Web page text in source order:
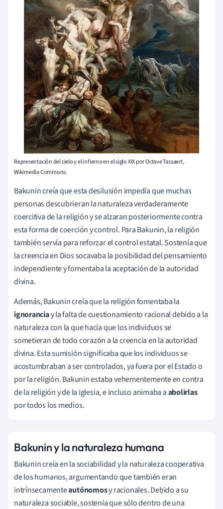
Representación del cielo y el infierno en el siglo XIX por Octave Tassaert,
Wikimedia Commons.
Bakunin creía que esta desilusión impedía que muchas
personas descubrieran la naturaleza verdaderamente
coercitiva de la religión y se alzaran posteriormente contra
esta forma de coerción y control. Para Bakunin, la religión
también servía para reforzar el control estatal. Sostenía que
la creencia en Dios socavaba la posibilidad del pensamiento
independiente y fomentaba la aceptación de la autoridad
divina.
Además, Bakunin creía que la religión fomentaba la
ignoranciay la falta de cuestionamiento racional debido a la
naturaleza con la que hacía que los individuos se
sometieran de todo corazón a la creencia en la autoridad
divina. Esta sumisión significaba que los individuos se
acostumbraban a ser controlados, ya fuera por el Estado o
por la religión. Bakunin estaba vehementemente en contra
de la religión y de la iglesia, e incluso animaba aabolirlas
por todos los medios.
Bakunin y la naturaleza humana
Bakunin creía en la sociabilidad y la naturaleza cooperativa
de los humanos, argumentando que también eran
intrínsecamenteautónomosy racionales. Debido a su
naturaleza sociable, sostenía que sólo dentro de una